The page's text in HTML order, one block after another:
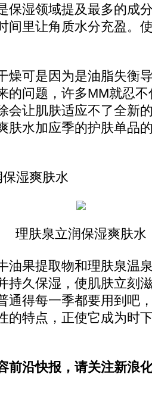
保湿领域提及最多的成
间里让角质水分充盈。
可是因为是油脂失衡
的问题，许多MM就忍
会让肌肤适应不了全新
肤水加应季的护肤单品
湿爽肤水
理肤泉立润保湿爽肤水
果提取物和理肤泉温
持久保湿，使肌肤立刻
通得每一季都要用到吧
的特点，正使它成为时
前沿快报，请关注新浪